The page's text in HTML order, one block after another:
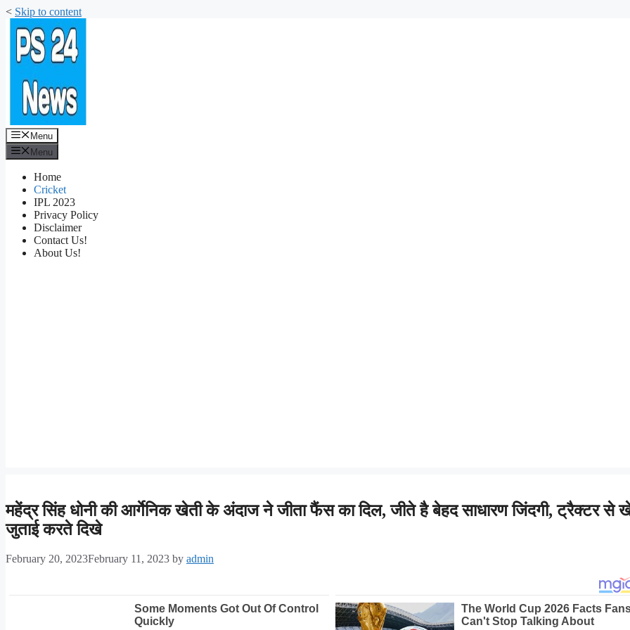
< Skip to content
Menu
Menu
Home
Cricket
IPL 2023
Privacy Policy
Disclaimer
Contact Us!
About Us!
महेंद्र सिंह धोनी की आर्गेनिक खेती के अंदाज ने जीता फैंस का दिल, जीते है बेहद साधारण जिंदगी, ट्रैक्टर से
जुताई करते दिखे
February 20, 2023February 11, 2023 by admin